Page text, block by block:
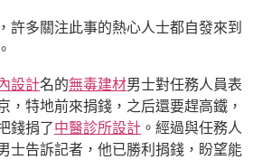
許多關注此事的熱心人士都自發來到
設計名的無毒建材男士對任務人員表
，特地前來捐錢，之后還要趕高鐵，
錢捐了中醫診所設計 。經過與任務人
士告訴記者，他已勝利捐錢，盼望能